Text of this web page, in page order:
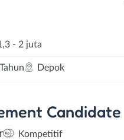
- 2 juta
Depok
Candidate
Kompetitif